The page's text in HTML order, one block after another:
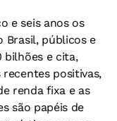
e seis anos os
Brasil, públicos e
bilhões e cita,
recentes positivas,
renda fixa e as
são papéis de